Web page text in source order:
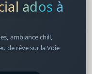
ados à
ambiance chill,
de rêve sur la Voie